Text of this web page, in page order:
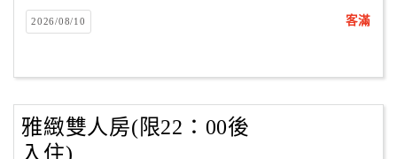
廠
商
旅
伴
2026/08/10 客滿
雅緻雙人房(限22：00後
入住)